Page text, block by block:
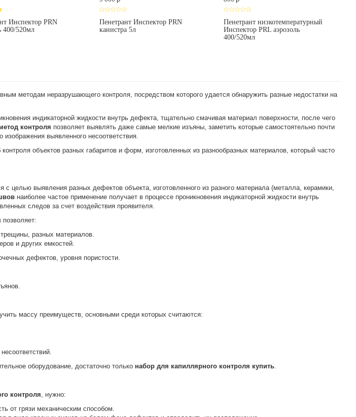
Инспектор PRN
400/520мл
Пенетрант Инспектор PRN
канистра 5л
Пенетрант низкотемпературный
Инспектор PRL аэрозоль
400/520мл
методам неразрушающего контроля, посредством которого удается обнаружить разные недостатки на
индикаторной жидкости внутрь дефекта, тщательно смачивая материал поверхности, после чего
контроля позволяет выявлять даже самые мелкие изъяны, заметить которые самостоятельно почти
выявленного несоответствия.
контроля объектов разных габаритов и форм, изготовленных из разнообразных материалов, который часто
с целью выявления разных дефектов объекта, изготовленного из разного материала (металла, керамики,
наиболее частое применение получает в процессе проникновения индикаторной жидкости внутрь
следов за счет воздействия проявителя.
позволяет:
разных материалов.
и других емкостей.
дефектов, уровня пористости.
массу преимуществ, основными среди которых считаются:
оборудование, достаточно только набор для капиллярного контроля купить.
контроля, нужно:
от грязи механическим способом.